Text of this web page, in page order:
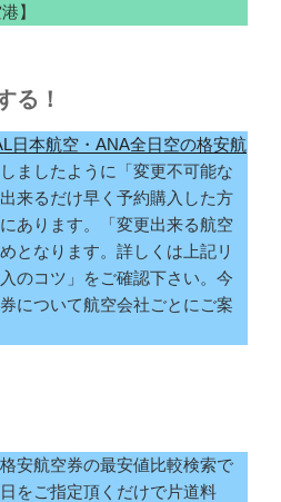
】
る！
日本航空・ANA全日空の格安航
ましたように「変更不可能な
来るだけ早く予約購入した方
あります。「変更出来る航空
となります。詳しくは上記リ
のコツ」をご確認下さい。今
について航空会社ごとにご案
安航空券の最安値比較検索で
をご指定頂くだけで片道料